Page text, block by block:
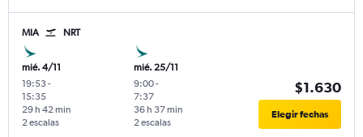
MIA NRT
mié. 4/11
19:53-
15:35
2 escalas
29 h 42 min
mié. 25/11
9:00-
7:37
2 escalas
36 h 37 min
$1.630
Elegir fechas